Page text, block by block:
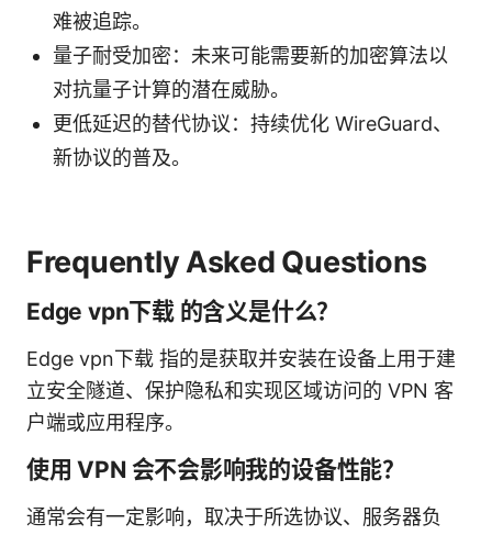
难被追踪。
量子耐受加密：未来可能需要新的加密算法以
对抗量子计算的潜在威胁。
更低延迟的替代协议：持续优化 WireGuard、
新协议的普及。
Frequently Asked Questions
Edge vpn下载 的含义是什么？
Edge vpn下载 指的是获取并安装在设备上用于建
立安全隧道、保护隐私和实现区域访问的 VPN 客
户端或应用程序。
使用 VPN 会不会影响我的设备性能？
通常会有一定影响，取决于所选协议、服务器负